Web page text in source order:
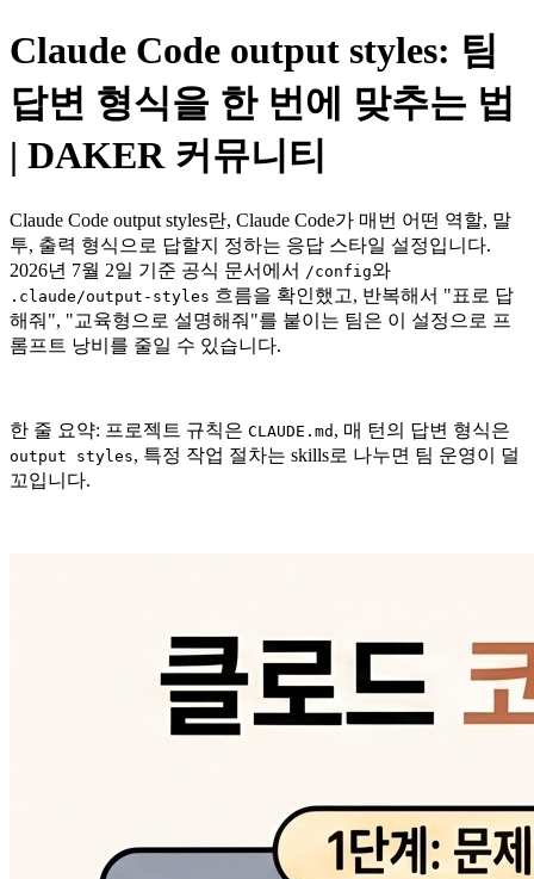
Claude Code output styles: 팀
답변 형식을 한 번에 맞추는 법
| DAKER 커뮤니티
Claude Code output styles란, Claude Code가 매번 어떤 역할, 말
투, 출력 형식으로 답할지 정하는 응답 스타일 설정입니다.
2026년 7월 2일 기준 공식 문서에서 /config와
.claude/output-styles 흐름을 확인했고, 반복해서 "표로 답
해줘", "교육형으로 설명해줘"를 붙이는 팀은 이 설정으로 프
롬프트 낭비를 줄일 수 있습니다.
한 줄 요약: 프로젝트 규칙은 CLAUDE.md , 매 턴의 답변 형식은
output styles, 특정 작업 절차는 skills로 나누면 팀 운영이 덜
꼬입니다.